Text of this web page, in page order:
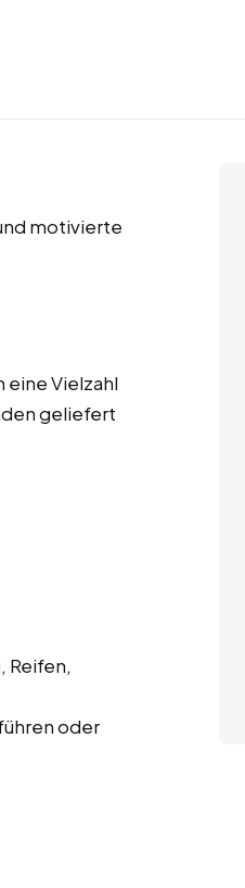
motivierte
Vielzahl
geliefert
Reifen,
oder